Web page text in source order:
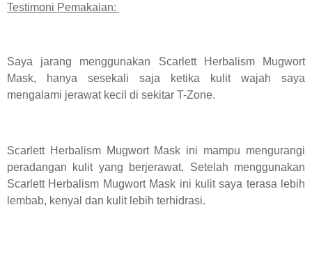
Testimoni Pemakaian:
Saya jarang menggunakan Scarlett Herbalism Mugwort
Mask, hanya sesekali saja ketika kulit wajah saya
mengalami jerawat kecil di sekitar T-Zone.
Scarlett Herbalism Mugwort Mask ini mampu mengurangi
peradangan kulit yang berjerawat. Setelah menggunakan
Scarlett Herbalism Mugwort Mask ini kulit saya terasa lebih
lembab, kenyal dan kulit lebih terhidrasi.